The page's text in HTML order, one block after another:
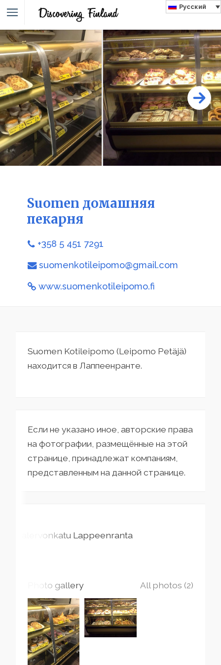
Русский
Suomen домашняя
пекарня
+358 5 451 7291
suomenkotileipomo@gmail.com
www.suomenkotileipomo.fi
Suomen Kotileipomo (Leipomo Petäjä)
находится в Лаппеенранте.
Если не указано иное, авторские права
на фотографии, размещённые на этой
странице, принадлежат компаниям,
представленным на данной странице.
Kalervonkatu Lappeenranta
Photo gallery All photos (2)